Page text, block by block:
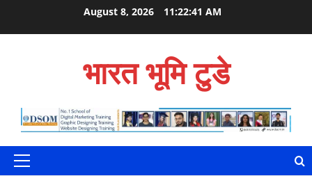
August 8, 2026 11:22:42 AM
भारत भूमि टुडे
Primary